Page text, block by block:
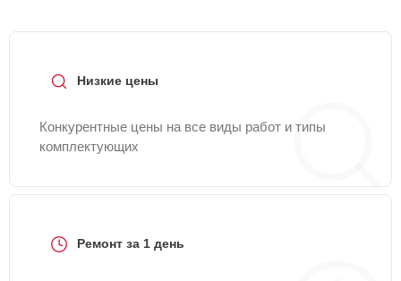
Низкие цены
Конкурентные цены на все виды работ и типы
комплектующих
Ремонт за 1 день